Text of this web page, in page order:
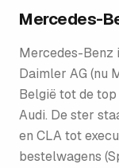
Mercedes-
Mercedes-Benz
Daimler AG (nu
België tot de
Audi. De ster
en CLA tot
bestelwagens